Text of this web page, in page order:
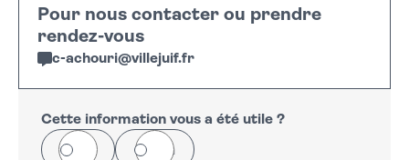
Pour nous contacter ou prendre
rendez-vous
c-achouri@villejuif.fr
Cette information vous a été utile ?
Oui Non